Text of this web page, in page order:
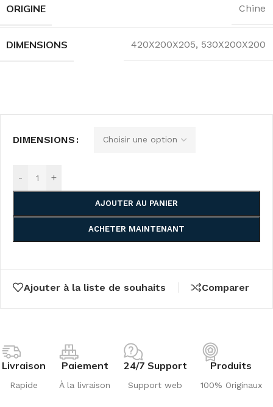
ORIGINE Chine
DIMENSIONS 420X200X205, 530X200X200
DIMENSIONS
- +
AJOUTER AU PANIER
ACHETER MAINTENANT
Ajouter à la liste de souhaits Comparer
Livraison
Rapide
Paiement
À la livraison
24/7 Support
Support web
Produits
100% Originaux